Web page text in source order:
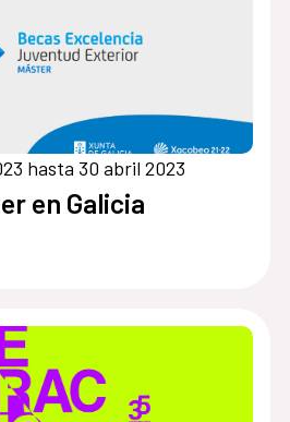
hasta 30 abril 2023
en Galicia